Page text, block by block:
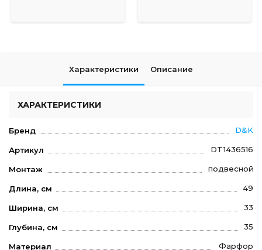
Характеристики Описание
ХАРАКТЕРИСТИКИ
Бренд D&K
Артикул DT1436516
Монтаж подвесной
Длина, см 49
Ширина, см 33
Глубина, см 35
Материал Фарфор